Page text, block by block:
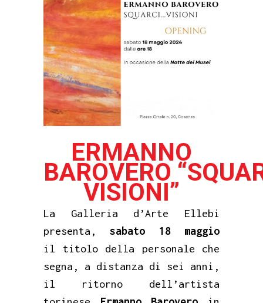
ERMANNO
BAROVERO
VISIONI”
La Galleria d’Arte Ellebi
presenta,sabato 18 maggio
il titolo della personale che
segna, a distanza di sei anni,
il ritorno dell’artista